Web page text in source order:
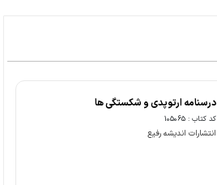
درسنامه ارتوپدی و شکستگی ها
کد کتاب : 105065
انتشارات اندیشه رفیع